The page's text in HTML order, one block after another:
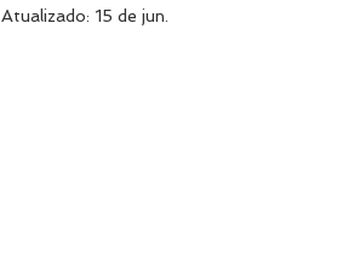
Atualizado: 15 de jun.